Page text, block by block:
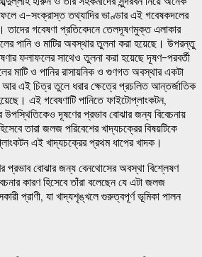
ফলে এ-সংক্রাস্ত তথ্যাদির ভাণ্ডার এই গবেষকদলের
গবেষণা প্রতিবেদনে তেলদূষণমুক্ত এলাকার
পানি ও মাটির অবস্থার তুলনা করা হয়েছে। উপরন্তু
ফলাফলের সাথেও তুলনা করা হয়েছে দূষণ-পরবর্তী
মাটি ও পানির রাসায়নিক ও গুণগত অবস্থার একটা
এই চিত্র তুলে ধরার ক্ষেত্রে প্রচলিত আন্তর্জাতিক
এই গবেষণাটি পানিতে ফাইটোপ্লাংকটন,
দূষণের প্রভাব বোঝার জন্য বিবেচনায়
তারা জলজ পরিবেশের খাদ্যচক্রের বিষয়টিকে
এই খাদ্যচক্রের প্রথম ধাপের খাদক।
প্রভাব বোঝার জন্য বেনথোসের অবস্থা বিশ্লেষণ
কারণ হিসেবে তাঁরা বলেছেন যে এটা জলজ
প্রাণী, যা খাদ্যশৃঙ্খলে গুরুত্বপূর্ণ ভূমিকা পালন